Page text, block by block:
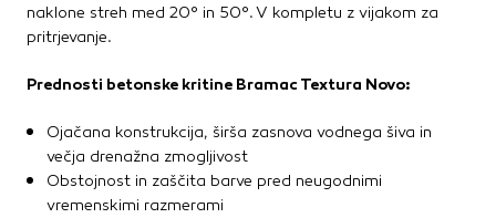
Kovinske kritine
Les za ostrešje
Opečne kritine
Ostale kritine
naklone streh med 20° in 50°. V kompletu z vijakom za
pritrjevanje.
Prednosti betonske kritine Bramac Textura Novo:
Ojačana konstrukcija, širša zasnova vodnega šiva in
večja drenažna zmogljivost
Obstojnost in zaščita barve pred neugodnimi
vremenskimi razmerami